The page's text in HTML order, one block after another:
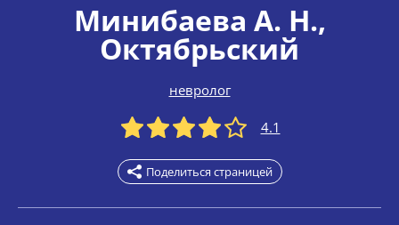
Минибаева А. Н.,
Октябрьский
невролог
4.1
Поделиться страницей